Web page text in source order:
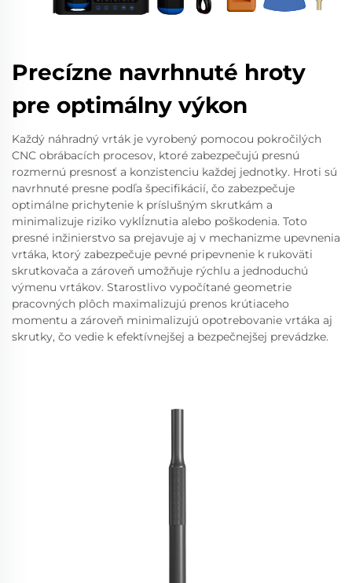
Precízne navrhnuté hroty
pre optimálny výkon
Každý náhradný vrták je vyrobený pomocou pokročilých
CNC obrábacích procesov, ktoré zabezpečujú presnú
rozmernú presnosť a konzistenciu každej jednotky. Hroti sú
navrhnuté presne podľa špecifikácií, čo zabezpečuje
optimálne prichytenie k príslušným skrutkám a
minimalizuje riziko vyklĺznutia alebo poškodenia. Toto
presné inžinierstvo sa prejavuje aj v mechanizme upevnenia
vrtáka, ktorý zabezpečuje pevné pripevnenie k rukoväti
skrutkovača a zároveň umožňuje rýchlu a jednoduchú
výmenu vrtákov. Starostlivo vypočítané geometrie
pracovných plôch maximalizujú prenos krútiaceho
momentu a zároveň minimalizujú opotrebovanie vrtáka aj
skrutky, čo vedie k efektívnejšej a bezpečnejšej prevádzke.